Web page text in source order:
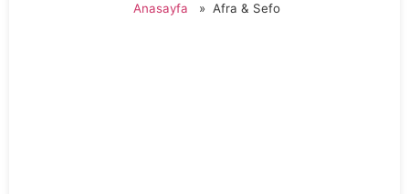
Anasayfa » Afra & Sefo